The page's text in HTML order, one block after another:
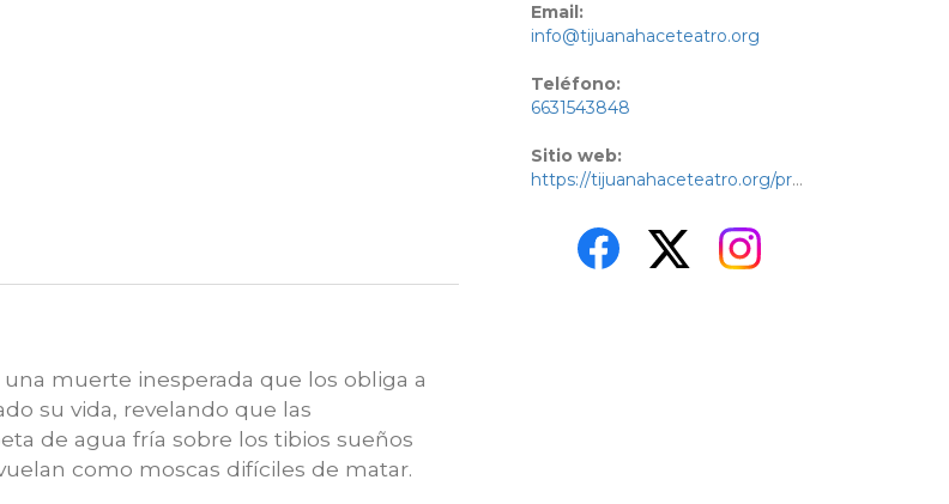
muerte inesperada que los obliga a
su vida, revelando que las
de agua fría sobre los tibios sueños
como moscas difíciles de matar.
Email:
info@tijuanahaceteatro.org
Teléfono:
6631543848
Sitio web:
https://tijuanahaceteatro.org/producciones_tht/avl/